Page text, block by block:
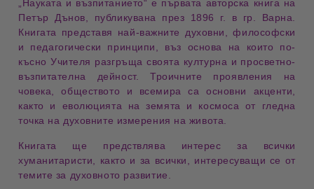
„Науката и възпитанието“ е първата авторска книга на
Петър Дънов, публикувана през 1896 г. в гр. Варна.
Книгата представя най-важните духовни, философски
и педагогически принципи, въз основа на които по-
късно Учителя разгръща своята културна и просветно-
възпитателна дейност. Троичните проявления на
човека, обществото и всемира са основни акценти,
както и еволюцията на земята и космоса от гледна
точка на духовните измерения на живота.
Книгата ще предствлява интерес за всички
хуманитаристи, както и за всички, интересуващи се от
темите за духовното развитие.